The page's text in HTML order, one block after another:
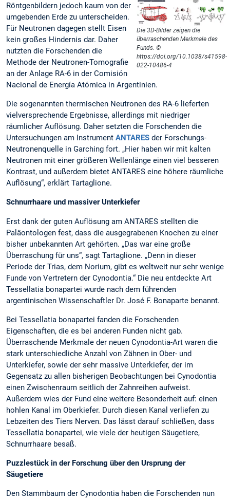
Die 3D-Bilder zeigen die
überraschenden Merkmale des
Funds. ©
https://doi.org/10.1038/s41598-
022-10486-4
Röntgenbildern jedoch kaum von der
umgebenden Erde zu unterscheiden.
Für Neutronen dagegen stellt Eisen
kein großes Hindernis dar. Daher
nutzten die Forschenden die
Methode der Neutronen-Tomografie
an der Anlage RA-6 in der Comisión
Nacional de Energía Atómica in Argentinien.
Die sogenannten thermischen Neutronen des RA-6 lieferten
vielversprechende Ergebnisse, allerdings mit niedriger
räumlicher Auflösung. Daher setzten die Forschenden die
Untersuchungen am Instrument ANTARES der Forschungs-
Neutronenquelle in Garching fort. „Hier haben wir mit kalten
Neutronen mit einer größeren Wellenlänge einen viel besseren
Kontrast, und außerdem bietet ANTARES eine höhere räumliche
Auflösung“, erklärt Tartaglione.
Schnurrhaare und massiver Unterkiefer
Erst dank der guten Auflösung am ANTARES stellten die
Paläontologen fest, dass die ausgegrabenen Knochen zu einer
bisher unbekannten Art gehörten. „Das war eine große
Überraschung für uns“, sagt Tartaglione. „Denn in dieser
Periode der Trias, dem Norium, gibt es weltweit nur sehr wenige
Funde von Vertretern der Cynodontia.“ Die neu entdeckte Art
Tessellatia bonapartei wurde nach dem führenden
argentinischen Wissenschaftler Dr. José F. Bonaparte benannt.
Bei Tessellatia bonapartei fanden die Forschenden
Eigenschaften, die es bei anderen Funden nicht gab.
Überraschende Merkmale der neuen Cynodontia-Art waren die
stark unterschiedliche Anzahl von Zähnen in Ober- und
Unterkiefer, sowie der sehr massive Unterkiefer, der im
Gegensatz zu allen bisherigen Beobachtungen bei Cynodontia
einen Zwischenraum seitlich der Zahnreihen aufweist.
Außerdem wies der Fund eine weitere Besonderheit auf: einen
hohlen Kanal im Oberkiefer. Durch diesen Kanal verliefen zu
Lebzeiten des Tiers Nerven. Das lässt darauf schließen, dass
Tessellatia bonapartei, wie viele der heutigen Säugetiere,
Schnurrhaare besaß.
Puzzlestück in der Forschung über den Ursprung der
Säugetiere
Den Stammbaum der Cynodontia haben die Forschenden nun